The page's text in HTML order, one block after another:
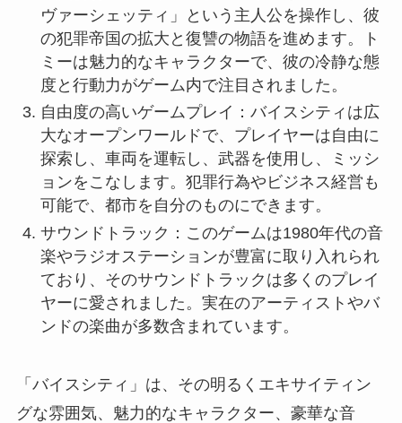
ヴァーシェッティ」という主人公を操作し、彼
の犯罪帝国の拡大と復讐の物語を進めます。ト
ミーは魅力的なキャラクターで、彼の冷静な態
度と行動力がゲーム内で注目されました。
自由度の高いゲームプレイ：バイスシティは広
大なオープンワールドで、プレイヤーは自由に
探索し、車両を運転し、武器を使用し、ミッシ
ョンをこなします。犯罪行為やビジネス経営も
可能で、都市を自分のものにできます。
サウンドトラック：このゲームは1980年代の音
楽やラジオステーションが豊富に取り入れられ
ており、そのサウンドトラックは多くのプレイ
ヤーに愛されました。実在のアーティストやバ
ンドの楽曲が多数含まれています。
「バイスシティ」は、その明るくエキサイティン
グな雰囲気、魅力的なキャラクター、豪華な音